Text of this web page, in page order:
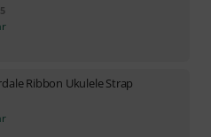
Ribbon Ukulele Strap